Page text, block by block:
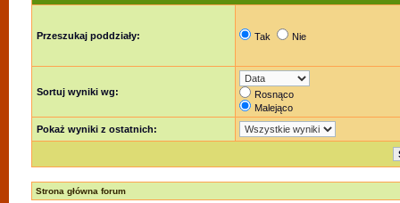
Przeszukaj poddziały: Tak Nie
Sortuj wyniki wg:
Rosnąco
Malejąco
Pokaż wyniki z ostatnich:
Strona główna forum